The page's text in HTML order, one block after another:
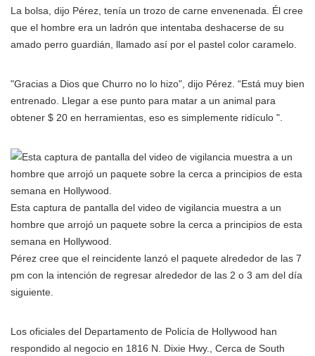
La bolsa, dijo Pérez, tenía un trozo de carne envenenada. Él cree
que el hombre era un ladrón que intentaba deshacerse de su
amado perro guardián, llamado así por el pastel color caramelo.
"Gracias a Dios que Churro no lo hizo", dijo Pérez. “Está muy bien
entrenado. Llegar a ese punto para matar a un animal para
obtener $ 20 en herramientas, eso es simplemente ridículo ".
Esta captura de pantalla del video de vigilancia muestra a un
hombre que arrojó un paquete sobre la cerca a principios de esta
semana en Hollywood.
Pérez cree que el reincidente lanzó el paquete alrededor de las 7
pm con la intención de regresar alrededor de las 2 o 3 am del día
siguiente.
Los oficiales del Departamento de Policía de Hollywood han
respondido al negocio en 1816 N. Dixie Hwy., Cerca de South